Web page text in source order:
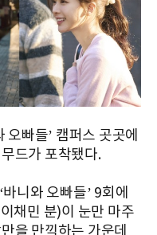
빠들’ 캠퍼스 곳곳에
드가 포착됐다.
니와 오빠들’ 9회에
채민 분)이 눈만 마주
을 만끽하는 가운데